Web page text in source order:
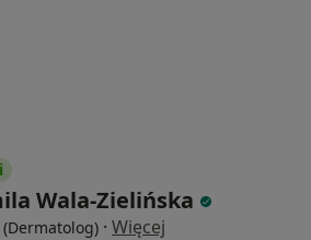
Wala-Zielińska
· Więcej